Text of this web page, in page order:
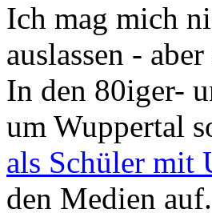
Ich mag mich
auslassen -
In den 80iger-
um Wuppertal
als Schüler mit
den Medien auf.